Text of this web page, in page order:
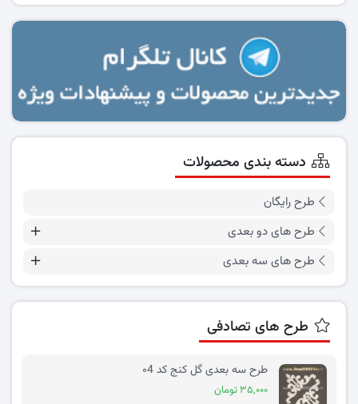
دسته بندی محصولات
طرح رایگان
طرح های دو بعدی
طرح های سه بعدی
طرح های تصادفی
طرح سه بعدی گل کنج کد ۰4
۳۵,۰۰۰ تومان